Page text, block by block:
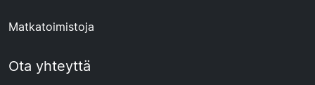
Matkatoimistoja
Ota yhteyttä